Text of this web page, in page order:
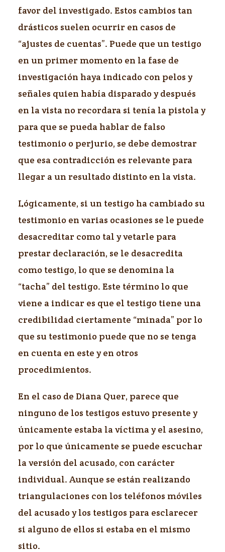
favor del investigado. Estos cambios tan
drásticos suelen ocurrir en casos de
“ajustes de cuentas”. Puede que un testigo
en un primer momento en la fase de
investigación haya indicado con pelos y
señales quien había disparado y después
en la vista no recordara si tenía la pistola y
para que se pueda hablar de falso
testimonio o perjurio, se debe demostrar
que esa contradicción es relevante para
llegar a un resultado distinto en la vista.
Lógicamente, si un testigo ha cambiado su
testimonio en varias ocasiones se le puede
desacreditar como tal y vetarle para
prestar declaración, se le desacredita
como testigo, lo que se denomina la
“tacha” del testigo. Este término lo que
viene a indicar es que el testigo tiene una
credibilidad ciertamente “minada” por lo
que su testimonio puede que no se tenga
en cuenta en este y en otros
procedimientos.
En el caso de Diana Quer, parece que
ninguno de los testigos estuvo presente y
únicamente estaba la víctima y el asesino,
por lo que únicamente se puede escuchar
la versión del acusado, con carácter
individual. Aunque se están realizando
triangulaciones con los teléfonos móviles
del acusado y los testigos para esclarecer
si alguno de ellos si estaba en el mismo
sitio.